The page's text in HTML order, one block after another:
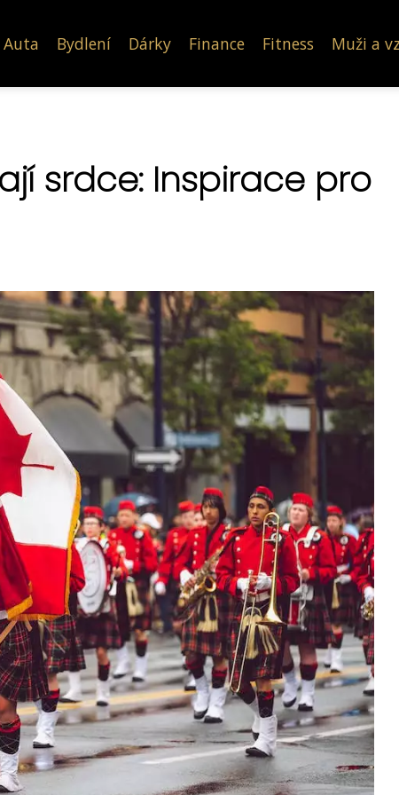
Auta Bydlení Dárky Finance Fitness Muži a
srdce: Inspirace pro